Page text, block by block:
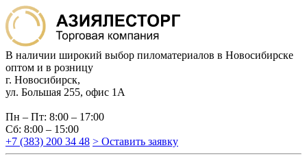
В наличии широкий выбор пиломатериалов в Новосибирске
оптом и в розницу
г. Новосибирск,
ул. Большая 255, офис 1А
Пн – Пт: 8:00 – 17:00
Сб: 8:00 – 15:00
+7 (383) 200 34 48 > Оставить заявку